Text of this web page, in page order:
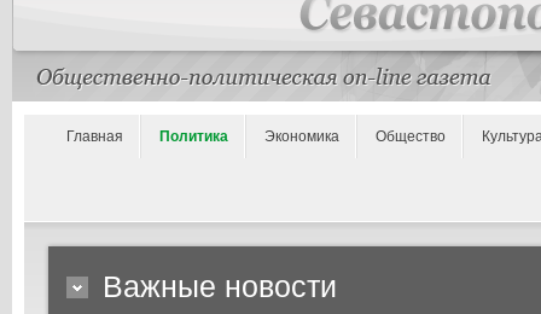
Главная Политика Экономика Общество
Важные новости